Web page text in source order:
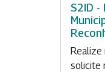
S2ID -
solicite